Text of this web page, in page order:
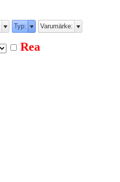
Typ: Varumärke:
Rea